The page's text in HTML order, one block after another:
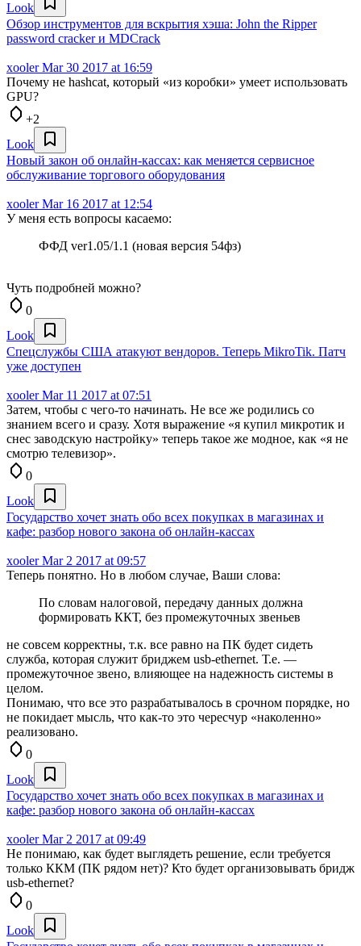
Look
Обзор инструментов для вскрытия хэша: John the Ripper
password cracker и MDCrack
xoolerMar 30 2017 at 16:59
Почему не hashcat, который «из коробки» умеет использовать
GPU?
+2
Look
Новый закон об онлайн-кассах: как меняется сервисное
обслуживание торгового оборудования
xoolerMar 16 2017 at 12:54
У меня есть вопросы касаемо:
ФФД ver1.05/1.1 (новая версия 54фз)
Чуть подробней можно?
0
Look
Спецслужбы США атакуют вендоров. Теперь MikroTik. Патч
уже доступен
xoolerMar 11 2017 at 07:51
Затем, чтобы с чего-то начинать. Не все же родились со
знанием всего и сразу. Хотя выражение «я купил микротик и
снес заводскую настройку» теперь такое же модное, как «я не
смотрю телевизор».
0
Look
Государство хочет знать обо всех покупках в магазинах и
кафе: разбор нового закона об онлайн-кассах
xoolerMar 2 2017 at 09:57
Теперь понятно. Но в любом случае, Ваши слова:
По словам налоговой, передачу данных должна
формировать ККТ, без промежуточных звеньев
не совсем корректны, т.к. все равно на ПК будет сидеть
служба, которая служит бриджем usb-ethernet. Т.е. —
промежуточное звено, влияющее на надежность системы в
целом.
Понимаю, что все это разрабатывалось в срочном порядке, но
не покидает мысль, что как-то это чересчур «наколенно»
реализовано.
0
Look
Государство хочет знать обо всех покупках в магазинах и
кафе: разбор нового закона об онлайн-кассах
xoolerMar 2 2017 at 09:49
Не понимаю, как будет выглядеть решение, если требуется
только ККМ (ПК рядом нет)? Кто будет организовывать бридж
usb-ethernet?
0
Look